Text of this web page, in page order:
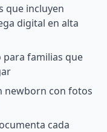
que incluyen
digital en alta
para familias que
newborn con fotos
cada